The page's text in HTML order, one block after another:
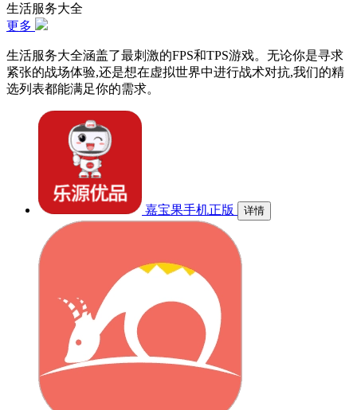
生活服务大全
更多
生活服务大全涵盖了最刺激的FPS和TPS游戏。无论你是寻求
紧张的战场体验,还是想在虚拟世界中进行战术对抗,我们的精
选列表都能满足你的需求。
嘉宝果手机正版 详情